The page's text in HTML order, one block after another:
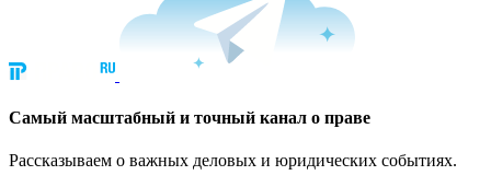
Cамый масштабный и точный канал о праве
Рассказываем о важных деловых и юридических событиях.